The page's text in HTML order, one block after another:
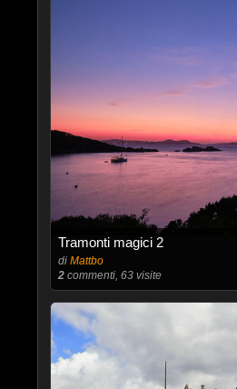
Tramonti magici 2
di Mattbo
2commenti, 63 visite